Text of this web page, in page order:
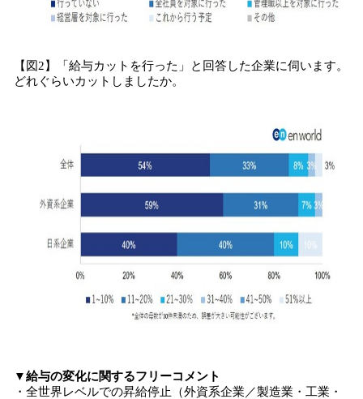
【図2】「給与カットを行った」と回答した企業に伺います。
どれぐらいカットしましたか。
▼給与の変化に関するフリーコメント
・全世界レベルでの昇給停止（外資系企業／製造業・工業・